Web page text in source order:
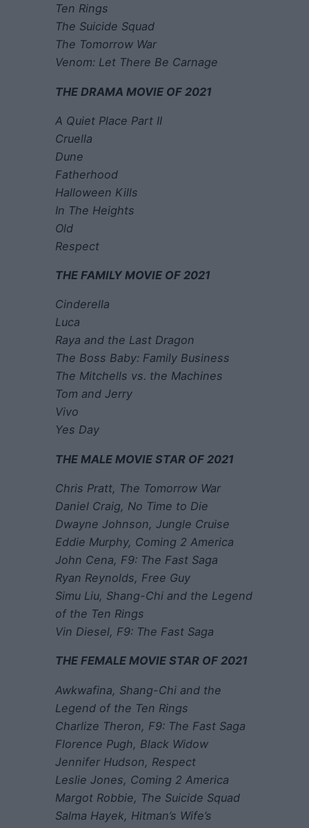
Ten Rings
The Suicide Squad
The Tomorrow War
Venom: Let There Be Carnage
THE DRAMA MOVIE OF 2021
A Quiet Place Part II
Cruella
Dune
Fatherhood
Halloween Kills
In The Heights
Old
Respect
THE FAMILY MOVIE OF 2021
Cinderella
Luca
Raya and the Last Dragon
The Boss Baby: Family Business
The Mitchells vs. the Machines
Tom and Jerry
Vivo
Yes Day
THE MALE MOVIE STAR OF 2021
Chris Pratt, The Tomorrow War
Daniel Craig, No Time to Die
Dwayne Johnson, Jungle Cruise
Eddie Murphy, Coming 2 America
John Cena, F9: The Fast Saga
Ryan Reynolds, Free Guy
Simu Liu, Shang-Chi and the Legend
of the Ten Rings
Vin Diesel, F9: The Fast Saga
THE FEMALE MOVIE STAR OF 2021
Awkwafina, Shang-Chi and the
Legend of the Ten Rings
Charlize Theron, F9: The Fast Saga
Florence Pugh, Black Widow
Jennifer Hudson, Respect
Leslie Jones, Coming 2 America
Margot Robbie, The Suicide Squad
Salma Hayek, Hitman’s Wife’s